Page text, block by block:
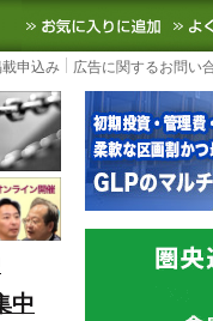
外の最新の物流ニュお
申込み 広告に関するお問い
中